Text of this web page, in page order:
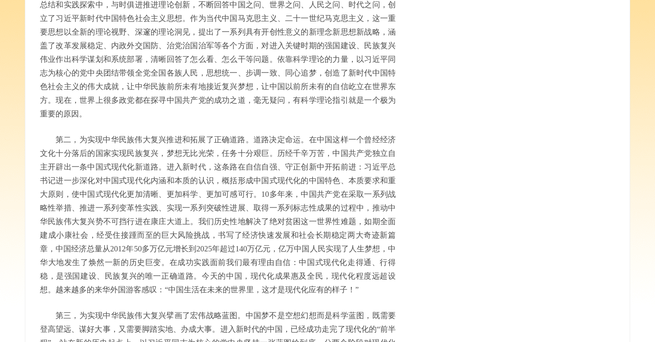
总结和实践探索中，与时俱进推进理论创新，不断回答中国之问、世界之问、人民之问、时代之问，创
立了习近平新时代中国特色社会主义思想。作为当代中国马克思主义、二十一世纪马克思主义，这一重
要思想以全新的理论视野、深邃的理论洞见，提出了一系列具有开创性意义的新理念新思想新战略，涵
盖了改革发展稳定、内政外交国防、治党治国治军等各个方面，对进入关键时期的强国建设、民族复兴
伟业作出科学谋划和系统部署，清晰回答了怎么看、怎么干等问题。依靠科学理论的力量，以习近平同
志为核心的党中央团结带领全党全国各族人民，思想统一、步调一致、同心追梦，创造了新时代中国特
色社会主义的伟大成就，让中华民族前所未有地接近复兴梦想，让中国以前所未有的自信屹立在世界东
方。现在，世界上很多政党都在探寻中国共产党的成功之道，毫无疑问，有科学理论指引就是一个极为
重要的原因。
第二，为实现中华民族伟大复兴推进和拓展了正确道路。道路决定命运。在中国这样一个曾经经济
文化十分落后的国家实现民族复兴，梦想无比光荣，任务十分艰巨。历经千辛万苦，中国共产党独立自
主开辟出一条中国式现代化新道路。进入新时代，这条路在自信自强、守正创新中开拓前进：习近平总
书记进一步深化对中国式现代化内涵和本质的认识，概括形成中国式现代化的中国特色、本质要求和重
大原则，使中国式现代化更加清晰、更加科学、更加可感可行。10多年来，中国共产党在采取一系列战
略性举措、推进一系列变革性实践、实现一系列突破性进展、取得一系列标志性成果的过程中，推动中
华民族伟大复兴势不可挡行进在康庄大道上。我们历史性地解决了绝对贫困这一世界性难题，如期全面
建成小康社会，经受住接踵而至的巨大风险挑战，书写了经济快速发展和社会长期稳定两大奇迹新篇
章，中国经济总量从2012年50多万亿元增长到2025年超过140万亿元，亿万中国人民实现了人生梦想，中
华大地发生了焕然一新的历史巨变。在成功实践面前我们最有理由自信：中国式现代化走得通、行得
稳，是强国建设、民族复兴的唯一正确道路。今天的中国，现代化成果惠及全民，现代化程度远超设
想。越来越多的来华外国游客感叹：“中国生活在未来的世界里，这才是现代化应有的样子！”
第三，为实现中华民族伟大复兴擘画了宏伟战略蓝图。中国梦不是空想幻想而是科学蓝图，既需要
登高望远、谋好大事，又需要脚踏实地、办成大事。进入新时代的中国，已经成功走完了现代化的“前半